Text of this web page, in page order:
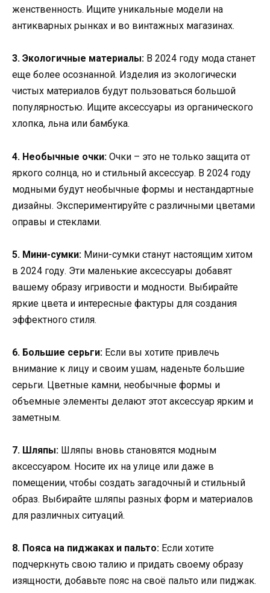
женственность. Ищите уникальные модели на
антикварных рынках и во винтажных магазинах.
3. Экологичные материалы: В 2024 году мода станет
еще более осознанной. Изделия из экологически
чистых материалов будут пользоваться большой
популярностью. Ищите аксессуары из органического
хлопка, льна или бамбука.
4. Необычные очки: Очки – это не только защита от
яркого солнца, но и стильный аксессуар. В 2024 году
модными будут необычные формы и нестандартные
дизайны. Экспериментируйте с различными цветами
оправы и стеклами.
5. Мини-сумки: Мини-сумки станут настоящим хитом
в 2024 году. Эти маленькие аксессуары добавят
вашему образу игривости и модности. Выбирайте
яркие цвета и интересные фактуры для создания
эффектного стиля.
6. Большие серьги: Если вы хотите привлечь
внимание к лицу и своим ушам, наденьте большие
серьги. Цветные камни, необычные формы и
объемные элементы делают этот аксессуар ярким и
заметным.
7. Шляпы: Шляпы вновь становятся модным
аксессуаром. Носите их на улице или даже в
помещении, чтобы создать загадочный и стильный
образ. Выбирайте шляпы разных форм и материалов
для различных ситуаций.
8. Пояса на пиджаках и пальто: Если хотите
подчеркнуть свою талию и придать своему образу
изящности, добавьте пояс на своё пальто или пиджак.